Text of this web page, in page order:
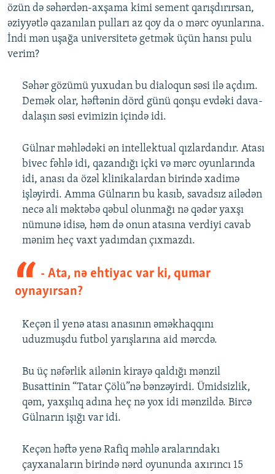
özün də səhərdən-axşama kimi sement qarışdırırsan,
əziyyətlə qazanılan pulları az qoy da o mərc oyunlarına.
İndi mən uşağa universitetə getmək üçün hansı pulu
verim?
Səhər gözümü yuxudan bu dialoqun səsi ilə açdım.
Demək olar, həftənin dörd günü qonşu evdəki dava-
dalaşın səsi evimizin içində idi.
Gülnar məhlədəki ən intellektual qızlardandır. Atası
bivec fəhlə idi, qazandığı içki və mərc oyunlarında
idi, anası da özəl klinikalardan birində xadimə
işləyirdi. Amma Gülnarın bu kasıb, savadsız ailədən
necə ali məktəbə qəbul olunmağı nə qədər yaxşı
nümunə idisə, həm də onun atasına verdiyi cavab
mənim heç vaxt yadımdan çıxmazdı.
- Ata, nə ehtiyac var ki, qumar
oynayırsan?
Keçən il yenə atası anasının əməkhaqqını
uduzmuşdu futbol yarışlarına aid mərcdə.
Bu üç nəfərlik ailənin kirayə qaldığı mənzil
Busattinin “Tatar Çölü”nə bənzəyirdi. Ümidsizlik,
qəm, yaxşılıq adına heç nə yox idi mənzildə. Bircə
Gülnarın işığı var idi.
Keçən həftə yenə Rafiq məhlə aralarındakı
çayxanaların birində nərd oyununda axırıncı 15